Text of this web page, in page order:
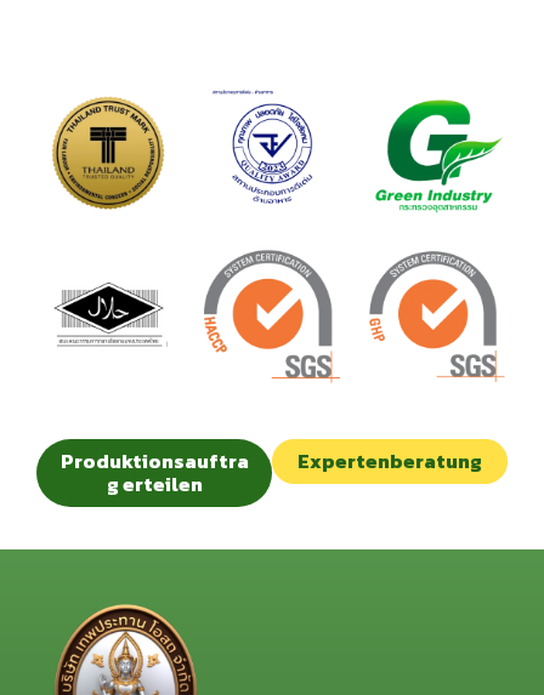
Produktionsauftra
g erteilen
Expertenberatung